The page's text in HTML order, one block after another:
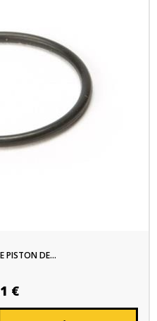
PISTON DE...
€